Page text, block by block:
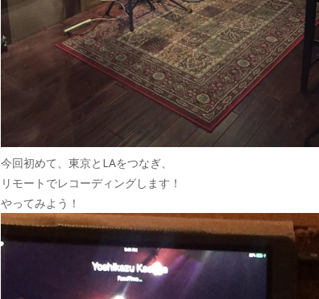
今回初めて、東京とLAをつなぎ、
リモートでレコーディングします！
やってみよう！